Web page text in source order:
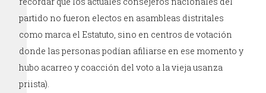
partido no fueron electos en asambleas distritales
como marca el Estatuto, sino en centros de votación
donde las personas podían afiliarse en ese momento y
hubo acarreo y coacción del voto a la vieja usanza
priista).